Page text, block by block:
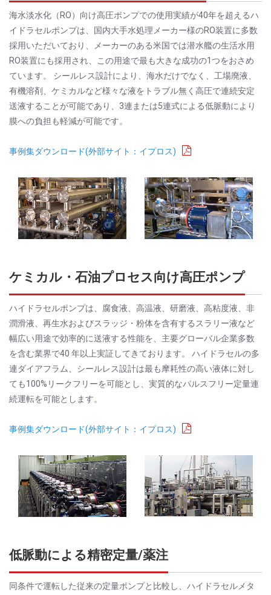
海水淡水化（RO）向け高圧ポンプでの使用実績が40年を超えるハ
イドラセルポンプは、国内大手水処理メーカー様のRO装置に多数
採用いただいており、メーカーのある米国では潜水艦の生活水用
RO装置にも採用され、この用途で最も大きな成功の1つをおさめ
ています。 シールレス設計により、海水だけでなく、工場廃液、
有機溶剤、ケミカルなど様々な液をトラブル無く高圧で連続安定
送液することが可能であり、3連または5連式による低脈動により
膜への負担も軽減が可能です。
事例集ダウンロード(外部サイト：イプロス)
ケミカル・石油プロセス向け高圧ポンプ
ハイドラセルポンプは、腐食液、高温液、研磨液、高粘度液、非
潤滑液、再生水およびスラッジ・粉体を含有するスラリー液など
幅広い用途で効率的に送液する性能を、主要グローバル企業多数
を含む業界で40 年以上実証してきております。 ハイドラセルの多
連ダイアフラム、シールレス設計は最も摩耗性の高い液体に対し
ても100%リークフリーを可能とし、実質的なパルスフリー定量連
続運転を可能とします。
事例集ダウンロード(外部サイト：イプロス)
低脈動による精密定量/薬注
同条件で運転した従来の定量ポンプと比較し、ハイドラセルメタ